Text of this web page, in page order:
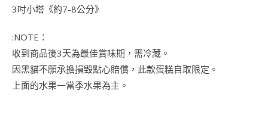
3吋小塔《約7-8公分》
:NOTE：
收到商品後3天為最佳賞味期，需冷藏。
因黑貓不願承擔損毀點心賠償，此款蛋糕自取限定。
上面的水果一當季水果為主。